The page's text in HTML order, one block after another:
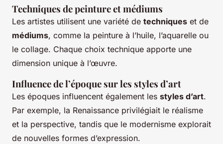
Techniques de peinture et médiums
Les artistes utilisent une variété de techniques et de
médiums, comme la peinture à l’huile, l’aquarelle ou
le collage. Chaque choix technique apporte une
dimension unique à l’œuvre.
Influence de l’époque sur les styles d’art
Les époques influencent également les styles d’art.
Par exemple, la Renaissance privilégiait le réalisme
et la perspective, tandis que le modernisme explorait
de nouvelles formes d’expression.